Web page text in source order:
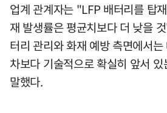
업계 관계자는 "LFP 배터리를 탑
재 발생률은 평균치보다 더 낮을
터리 관리와 화재 예방 측면에서
차보다 기술적으로 확실히 앞서
말했다.